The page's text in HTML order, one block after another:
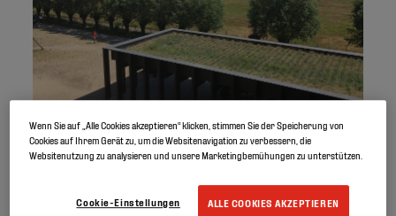
Wenn Sie auf „Alle Cookies akzeptieren“ klicken, stimmen Sie der Speicherung von
Cookies auf Ihrem Gerät zu, um die Websitenavigation zu verbessern, die
Websitenutzung zu analysieren und unsere Marketingbemühungen zu unterstützen.
ALLE COOKIES AKZEPTIEREN
Cookie-Einstellungen